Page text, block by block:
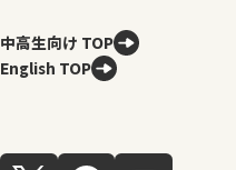
中高生向け TOP
English TOP